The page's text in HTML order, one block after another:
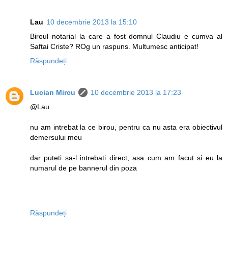
Lau 10 decembrie 2013 la 15:10
Biroul notarial la care a fost domnul Claudiu e cumva al
Saftai Criste? ROg un raspuns. Multumesc anticipat!
Răspundeți
Lucian Mircu
10 decembrie 2013 la 17:23
@Lau
nu am intrebat la ce birou, pentru ca nu asta era obiectivul
demersului meu
dar puteti sa-l intrebati direct, asa cum am facut si eu la
numarul de pe bannerul din poza
Răspundeți